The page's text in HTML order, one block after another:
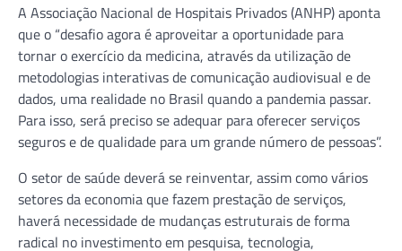
A Associação Nacional de Hospitais Privados (ANHP) aponta
que o “desafio agora é aproveitar a oportunidade para
tornar o exercício da medicina, através da utilização de
metodologias interativas de comunicação audiovisual e de
dados, uma realidade no Brasil quando a pandemia passar.
Para isso, será preciso se adequar para oferecer serviços
seguros e de qualidade para um grande número de pessoas”.
O setor de saúde deverá se reinventar, assim como vários
setores da economia que fazem prestação de serviços,
haverá necessidade de mudanças estruturais de forma
radical no investimento em pesquisa, tecnologia,